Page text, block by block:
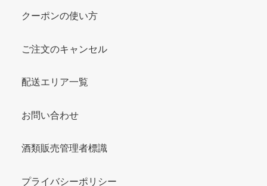
クーポンの使い方
ご注文のキャンセル
配送エリア一覧
お問い合わせ
酒類販売管理者標識
プライバシーポリシー